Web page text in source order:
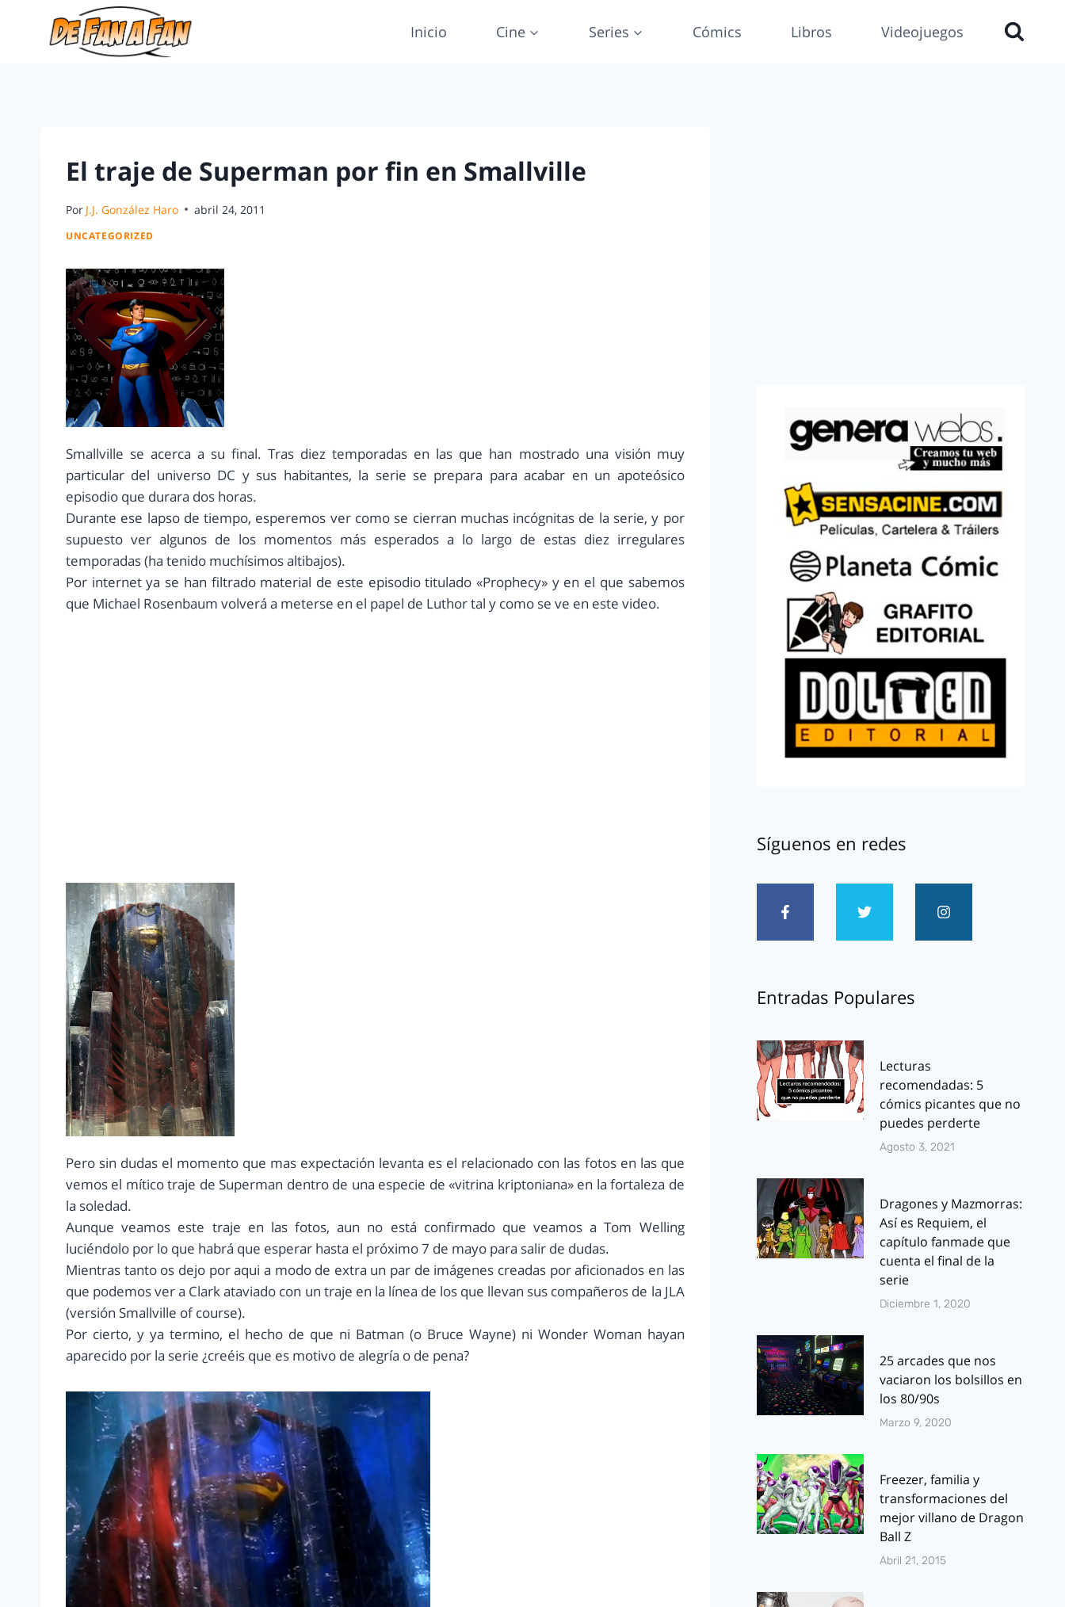
Inicio Cine Series Cómics Libros Videojuegos
El traje de Superman por fin en Smallville
Por J.J. González Haro abril 24, 2011
UNCATEGORIZED
Smallville se acerca a su final. Tras diez temporadas en las que han mostrado una visión muy
particular del universo DC y sus habitantes, la serie se prepara para acabar en un apoteósico
episodio que durara dos horas.
Durante ese lapso de tiempo, esperemos ver como se cierran muchas incógnitas de la serie, y por
supuesto ver algunos de los momentos más esperados a lo largo de estas diez irregulares
temporadas (ha tenido muchísimos altibajos).
Por internet ya se han filtrado material de este episodio titulado «Prophecy» y en el que sabemos
que Michael Rosenbaum volverá a meterse en el papel de Luthor tal y como se ve en este video.
Pero sin dudas el momento que mas expectación levanta es el relacionado con las fotos en las que
vemos el mítico traje de Superman dentro de una especie de «vitrina kriptoniana» en la fortaleza de
la soledad.
Aunque veamos este traje en las fotos, aun no está confirmado que veamos a Tom Welling
luciéndolo por lo que habrá que esperar hasta el próximo 7 de mayo para salir de dudas.
Mientras tanto os dejo por aqui a modo de extra un par de imágenes creadas por aficionados en las
que podemos ver a Clark ataviado con un traje en la línea de los que llevan sus compañeros de la JLA
(versión Smallville of course).
Por cierto, y ya termino, el hecho de que ni Batman (o Bruce Wayne) ni Wonder Woman hayan
aparecido por la serie ¿creéis que es motivo de alegría o de pena?
Síguenos en redes
Entradas Populares
Lecturas
recomendadas: 5
cómics picantes que no
puedes perderte
Agosto 3, 2021
Dragones y Mazmorras:
Así es Requiem, el
capítulo fanmade que
cuenta el final de la
serie
Diciembre 1, 2020
25 arcades que nos
vaciaron los bolsillos en
los 80/90s
Marzo 9, 2020
Freezer, familia y
transformaciones del
mejor villano de Dragon
Ball Z
Abril 21, 2015